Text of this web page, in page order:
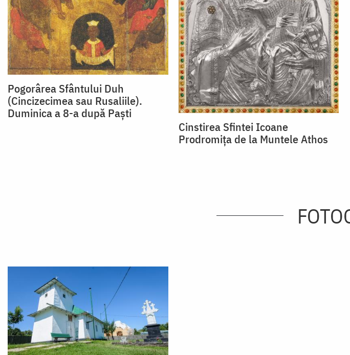
Pogorârea Sfântului Duh
(Cincizecimea sau Rusaliile).
Duminica a 8-a după Paști
Cinstirea Sfintei Icoane
Prodromița de la Muntele Athos